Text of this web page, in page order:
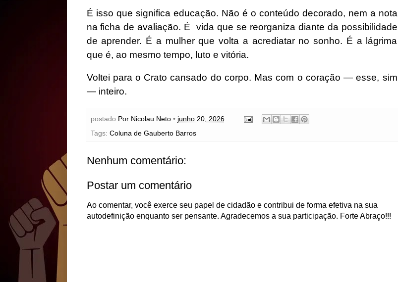
É isso que significa educação. Não é o conteúdo decorado, nem a nota
na ficha de avaliação. É
vida que se reorganiza diante da possibilidade
de aprender. É a mulher que volta a acrediatar no sonho. É a lágrima
que é, ao mesmo tempo, luto e vitória.
Voltei para o Crato cansado do corpo. Mas com o coração — esse, sim
— inteiro.
postado Por Nicolau Neto • junho 20, 2026
Tags: Coluna de Gauberto Barros
Nenhum comentário:
Postar um comentário
Ao comentar, você exerce seu papel de cidadão e contribui de forma efetiva na sua
autodefinição enquanto ser pensante. Agradecemos a sua participação. Forte Abraço!!!